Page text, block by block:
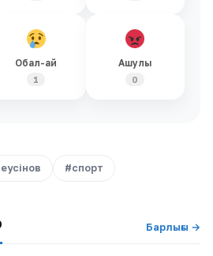
Обал-ай
1
Ашулы
0
#спорт
Барлығы →